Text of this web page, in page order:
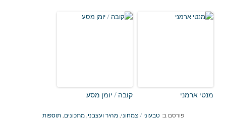
מנטי ארמני קובה / יומן מסע
פורסם ב:טבעוני / צמחוני,מהיר ועצבני,מתכונים,תוספות